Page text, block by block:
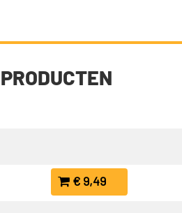
€ 9,49